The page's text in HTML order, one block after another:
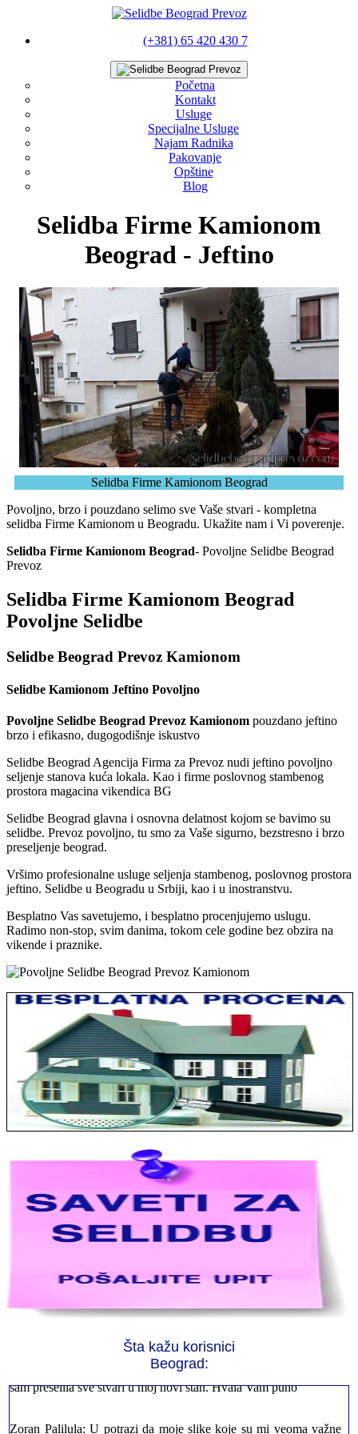
(+381) 65 420 430 7
Početna
Kontakt
Usluge
Specijalne Usluge
Najam Radnika
Pakovanje
Opštine
Blog
Selidba Firme Kamionom
Beograd - Jeftino
Selidba Firme Kamionom Beograd
Povoljno, brzo i pouzdano selimo sve Vaše stvari - kompletna
selidba Firme Kamionom u Beogradu. Ukažite nam i Vi poverenje.
Selidba Firme Kamionom Beograd- Povoljne Selidbe Beograd
Prevoz
Selidba Firme Kamionom Beograd
Povoljne Selidbe
Selidbe Beograd Prevoz Kamionom
Selidbe Kamionom Jeftino Povoljno
Povoljne Selidbe Beograd Prevoz Kamionom pouzdano jeftino
brzo i efikasno, dugogodišnje iskustvo
Selidbe Beograd Agencija Firma za Prevoz nudi jeftino povoljno
seljenje stanova kuća lokala. Kao i firme poslovnog stambenog
prostora magacina vikendica BG
Selidbe Beograd glavna i osnovna delatnost kojom se bavimo su
selidbe. Prevoz povoljno, tu smo za Vaše sigurno, bezstresno i brzo
preseljenje beograd.
Vršimo profesionalne usluge seljenja stambenog, poslovnog prostora
jeftino. Selidbe u Beogradu u Srbiji, kao i u inostranstvu.
Besplatno Vas savetujemo, i besplatno procenjujemo uslugu.
Radimo non-stop, svim danima, tokom cele godine bez obzira na
vikende i praznike.
Šta kažu korisnici
Beograd:
Jelena sa Čukarice: Mogu da pohvalim sve radnike u firmi jer su
Milica iz Novog Beograda: Zahvaljujuću vašoj firmi. Istog dana
Zoran Palilula: U potrazi da moje slike koje su mi veoma važne